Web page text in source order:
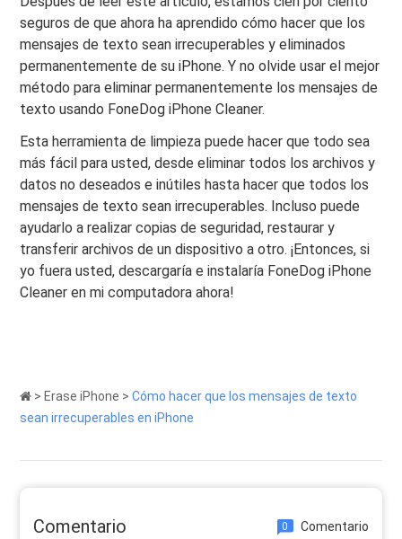
seguros de que ahora ha aprendido cómo hacer que los
mensajes de texto sean irrecuperables y eliminados
permanentemente de su iPhone. Y no olvide usar el mejor
método para eliminar permanentemente los mensajes de
texto usando FoneDog iPhone Cleaner.
Esta herramienta de limpieza puede hacer que todo sea
más fácil para usted, desde eliminar todos los archivos y
datos no deseados e inútiles hasta hacer que todos los
mensajes de texto sean irrecuperables. Incluso puede
ayudarlo a realizar copias de seguridad, restaurar y
transferir archivos de un dispositivo a otro. ¡Entonces, si
yo fuera usted, descargaría e instalaría FoneDog iPhone
Cleaner en mi computadora ahora!
> Erase iPhone >Cómo hacer que los mensajes de texto
sean irrecuperables en iPhone
Comentario 0 Comentario